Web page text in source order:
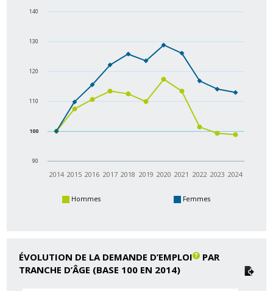
2014 2015 2016 2017 2018 2019 2020 2021 2022 2023 2024
90
100
110
120
130
140
Hommes Femmes
ÉVOLUTION DE LA DEMANDE D’EMPLOI
PAR
TRANCHE D’ÂGE (BASE 100 EN 2014)